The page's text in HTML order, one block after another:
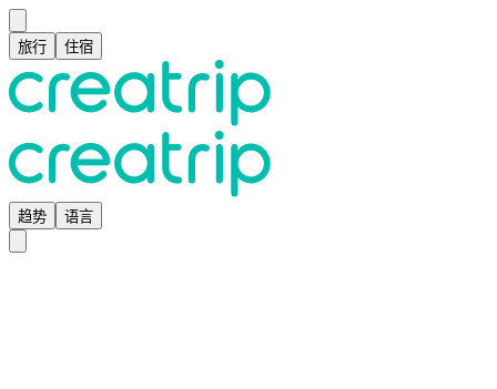
旅行 住宿
趋势 语言